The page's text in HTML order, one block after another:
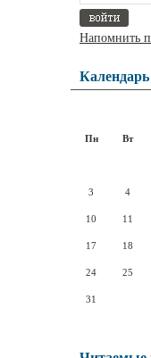
Напомнить
Пн Вт
3 4
10 11
17 18
24 25
31